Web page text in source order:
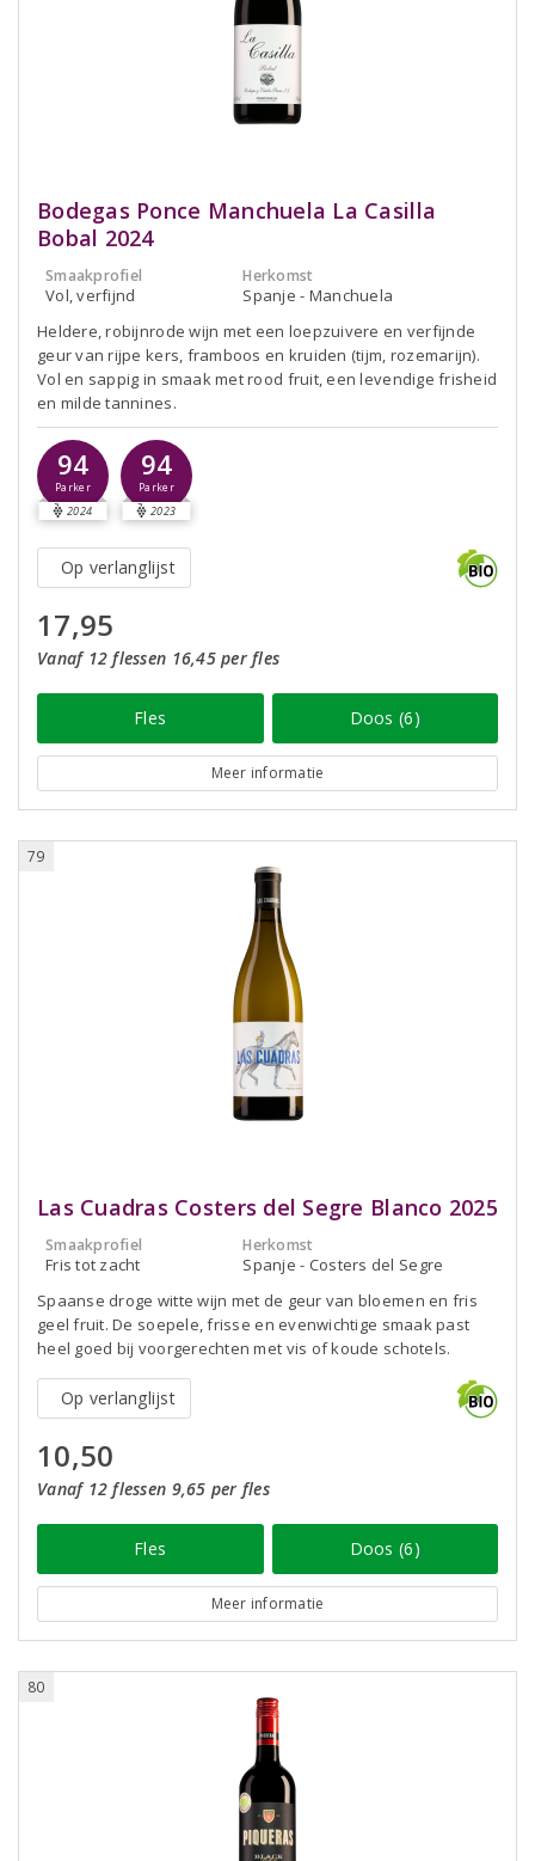
Bodegas Ponce Manchuela La Casilla
Bobal 2024
Smaakprofiel
Vol, verfijnd
Herkomst
Spanje - Manchuela
Heldere, robijnrode wijn met een loepzuivere en verfijnde
geur van rijpe kers, framboos en kruiden (tijm, rozemarijn).
Vol en sappig in smaak met rood fruit, een levendige frisheid
en milde tannines.
94
Parker
2024
94
Parker
2023
Op verlanglijst
17,95
Vanaf 12 flessen 16,45 per fles
Fles Doos (6)
Meer informatie
79
Las Cuadras Costers del Segre Blanco 2025
Smaakprofiel
Fris tot zacht
Herkomst
Spanje - Costers del Segre
Spaanse droge witte wijn met de geur van bloemen en fris
geel fruit. De soepele, frisse en evenwichtige smaak past
heel goed bij voorgerechten met vis of koude schotels.
Op verlanglijst
10,50
Vanaf 12 flessen 9,65 per fles
Fles Doos (6)
Meer informatie
80